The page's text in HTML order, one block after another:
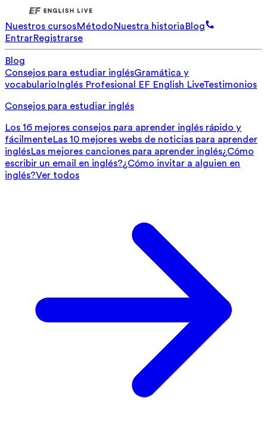
Nuestros cursosMétodoNuestra historiaBlog
EntrarRegistrarse
Blog
Consejos para estudiar inglésGramática y
vocabularioInglés Profesional EF English LiveTestimonios
Consejos para estudiar inglés
Los 16 mejores consejos para aprender inglés rápido y
fácilmenteLas 10 mejores webs de noticias para aprender
inglésLas mejores canciones para aprender inglés¿Cómo
escribir un email en inglés?¿Cómo invitar a alguien en
inglés?Ver todos